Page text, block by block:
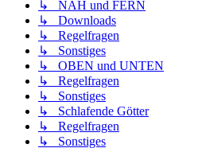
↳ NAH und FERN
↳ Downloads
↳ Regelfragen
↳ Sonstiges
↳ OBEN und UNTEN
↳ Regelfragen
↳ Sonstiges
↳ Schlafende Götter
↳ Regelfragen
↳ Sonstiges